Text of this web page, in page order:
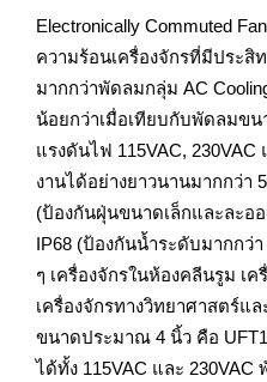
Electronically Commuted
ความร้อนเครื่องจักรที่มีประสิ
มากกว่าพัดลมกลุ่ม AC
น้อยกว่าเมื่อเทียบกับพัดลมข
แรงดันไฟ 115VAC, 230VAC
งานได้อย่างยาวนานมากกว่า
(ป้องกันฝุ่นขนาดเล็กและละอ
IP68 (ป้องกันน้ำระดับมากกว่
ๆ เครื่องจักรในห้องคลีนรูม เ
เครื่องจักรทางวิทยาศาสตร์แ
ขนาดประมาณ 4 นิ้ว คือ
ได้ทั้ง 115VAC และ 230VAC